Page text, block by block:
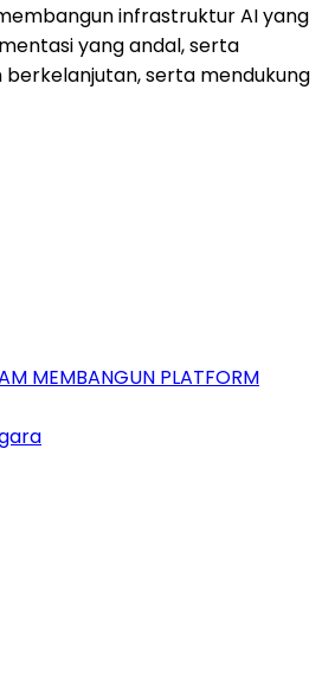
infrastruktur AI yang
yang andal, serta
serta mendukung
MEMBANGUN PLATFORM